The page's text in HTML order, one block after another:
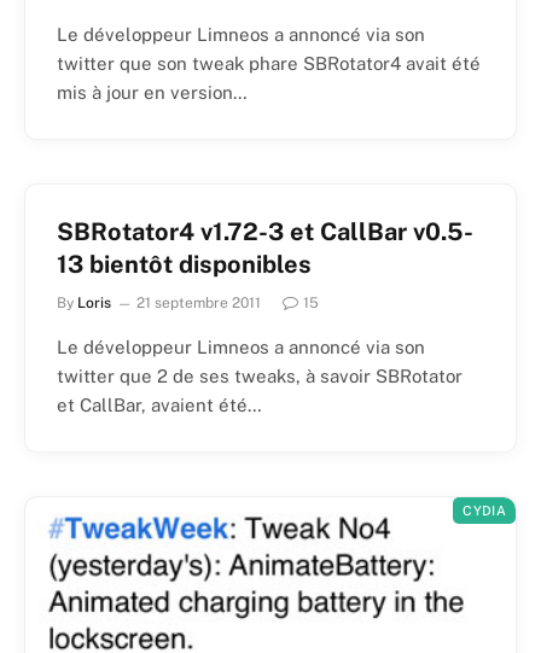
Le développeur Limneos a annoncé via son
twitter que son tweak phare SBRotator4 avait été
mis à jour en version…
SBRotator4 v1.72-3 et CallBar v0.5-
13 bientôt disponibles
By Loris 21 septembre 2011 15
Le développeur Limneos a annoncé via son
twitter que 2 de ses tweaks, à savoir SBRotator
et CallBar, avaient été…
CYDIA